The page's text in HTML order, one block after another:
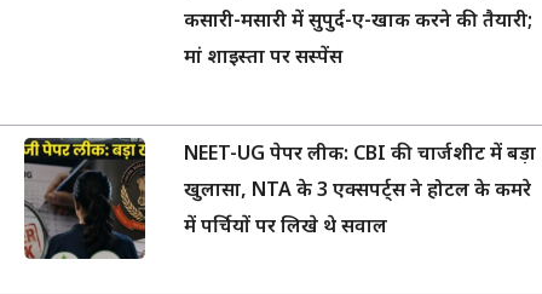
कसारी-मसारी में सुपुर्द-ए-खाक करने की तैयारी;
मां शाइस्ता पर सस्पेंस
NEET-UG पेपर लीक: CBI की चार्जशीट में बड़ा
खुलासा, NTA के 3 एक्सपर्ट्स ने होटल के कमरे
में पर्चियों पर लिखे थे सवाल